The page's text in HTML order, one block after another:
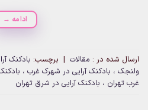
ادامه →
ارسال شده در : مقالات | برچسب: بادکنک
ولنجک ، بادکنک آرایی در شهرک غرب ، بادکنک
غرب تهران ، بادکنک آرایی در شرق تهران